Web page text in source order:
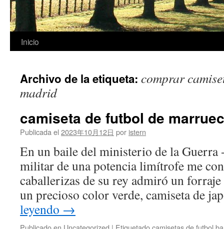
Saltar
contenido
Inicio
Archivo de la etiqueta: comprar
madrid
camiseta de futbol de
Publicada el 2023年10月12日 por istern
En un baile del ministerio de la Guerra
militar de una potencia limítrofe me
caballerizas de su rey admiró un
un precioso color verde, camiseta de
leyendo →